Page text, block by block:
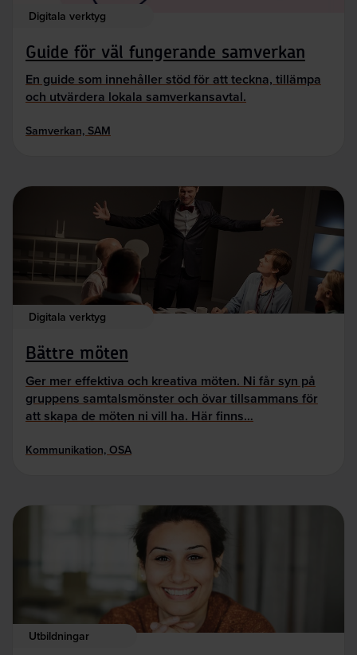
Digitala verktyg
Guide för väl fungerande samverkan
En guide som innehåller stöd för att teckna, tillämpa
och utvärdera lokala samverkansavtal.
Samverkan, SAM
Digitala verktyg
Bättre möten
Ger mer effektiva och kreativa möten. Ni får syn på
gruppens samtalsmönster och övar tillsammans för
att skapa de möten ni vill ha. Här finns…
Kommunikation, OSA
Utbildningar